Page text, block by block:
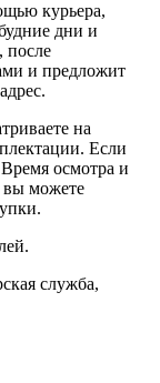
курьера,
дни и
после
и предложит
на
Если
осмотра и
вы можете
служба,